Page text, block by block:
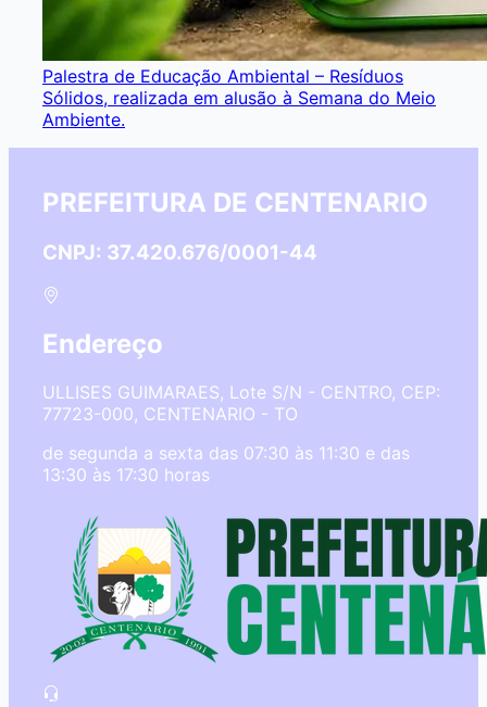
Palestra de Educação Ambiental – Resíduos
Sólidos, realizada em alusão à Semana do Meio
Ambiente.
PREFEITURA DE CENTENARIO
CNPJ: 37.420.676/0001-44
Endereço
ULLISES GUIMARAES, Lote S/N - CENTRO, CEP:
77723-000, CENTENARIO - TO
de segunda a sexta das 07:30 às 11:30 e das
13:30 às 17:30 horas